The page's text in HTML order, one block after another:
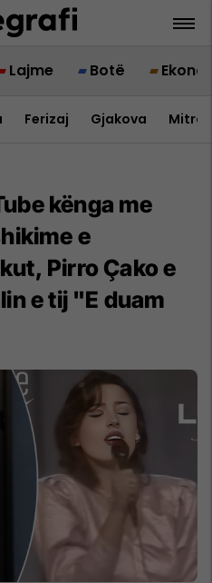
Lajme Botë
Ferizaj Gjakova
kënga me
e
Pirro Çako e
e tij "E duam